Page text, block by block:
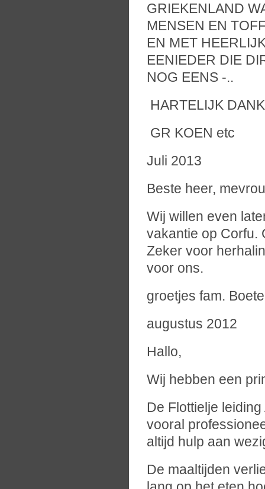
GRIEKENLAND
MENSEN EN
EN MET
EENIEDER DIE
NOG EENS -..
HARTELIJK DANK
GR KOEN etc
Juli 2013
Beste heer,
Wij willen even
vakantie op Corfu.
Zeker voor
voor ons.
groetjes fam.
augustus 2012
Hallo,
Wij hebben een
De Flottielje
vooral
altijd hulp aan
De maaltijden